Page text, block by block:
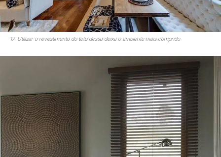
17. Utilizar o revestimento do teto dessa deixa o ambiente mais comprido